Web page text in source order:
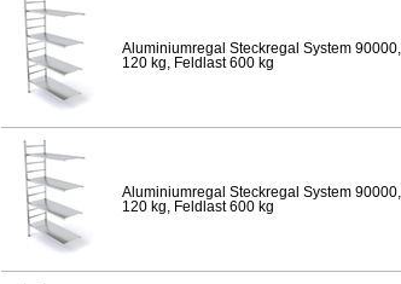
Aluminiumregal Steckregal System
120 kg, Feldlast 600 kg
Aluminiumregal Steckregal System
120 kg, Feldlast 600 kg